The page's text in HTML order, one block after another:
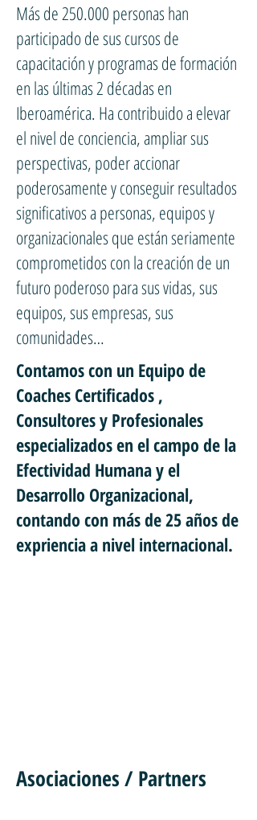
Más de 250.000 personas han
participado de sus cursos de
capacitación y programas de formación
en las últimas 2 décadas en
Iberoamérica. Ha contribuido a elevar
el nivel de conciencia, ampliar sus
perspectivas, poder accionar
poderosamente y conseguir resultados
significativos a personas, equipos y
organizacionales que están seriamente
comprometidos con la creación de un
futuro poderoso para sus vidas, sus
equipos, sus empresas, sus
comunidades…
Contamos con un Equipo de
Coaches Certificados ,
Consultores y Profesionales
especializados en el campo de la
Efectividad Humana y el
Desarrollo Organizacional,
contando con más de 25 años de
expriencia a nivel internacional.
Asociaciones / Partners